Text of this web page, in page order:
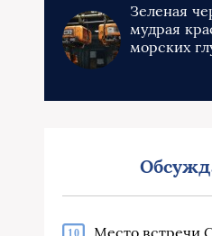
Зеленая
мудрая
морских
10
Место встречи